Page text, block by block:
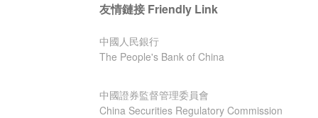
友情鏈接 Friendly Link
中國人民銀行
The People's Bank of China
中國證券監督管理委員會
China Securities Regulatory Commission